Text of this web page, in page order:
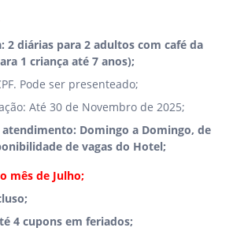
2 diárias para 2 adultos com café da
1 criança até 7 anos);
Pode ser presenteado;
Até 30 de Novembro de 2025;
atendimento: Domingo a Domingo, de
de vagas do Hotel;
mês de Julho;
4 cupons em feriados;